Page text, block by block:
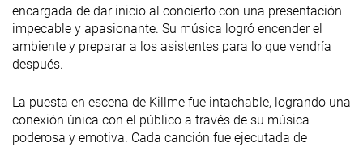
encargada de dar inicio al concierto con una presentación
impecable y apasionante. Su música logró encender el
ambiente y preparar a los asistentes para lo que vendría
después.
La puesta en escena de Killme fue intachable, logrando una
conexión única con el público a través de su música
poderosa y emotiva. Cada canción fue ejecutada de